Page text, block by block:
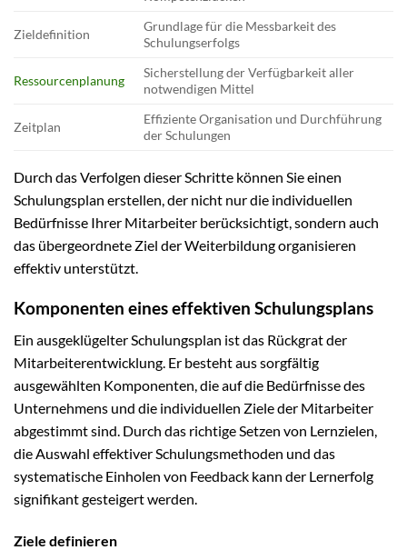
Zieldefinition
Grundlage für die Messbarkeit des
Schulungserfolgs
Ressourcenplanung
Sicherstellung der Verfügbarkeit aller
notwendigen Mittel
Zeitplan
Effiziente Organisation und Durchführung
der Schulungen
Durch das Verfolgen dieser Schritte können Sie einen
Schulungsplan erstellen, der nicht nur die individuellen
Bedürfnisse Ihrer Mitarbeiter berücksichtigt, sondern auch
das übergeordnete Ziel der Weiterbildung organisieren
effektiv unterstützt.
Komponenten eines effektiven Schulungsplans
Ein ausgeklügelter Schulungsplan ist das Rückgrat der
Mitarbeiterentwicklung. Er besteht aus sorgfältig
ausgewählten Komponenten, die auf die Bedürfnisse des
Unternehmens und die individuellen Ziele der Mitarbeiter
abgestimmt sind. Durch das richtige Setzen von Lernzielen,
die Auswahl effektiver Schulungsmethoden und das
systematische Einholen von Feedback kann der Lernerfolg
signifikant gesteigert werden.
Ziele definieren